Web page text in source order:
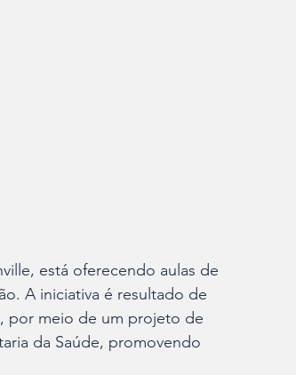
está oferecendo aulas de
A iniciativa é resultado de
por meio de um projeto de
da Saúde, promovendo